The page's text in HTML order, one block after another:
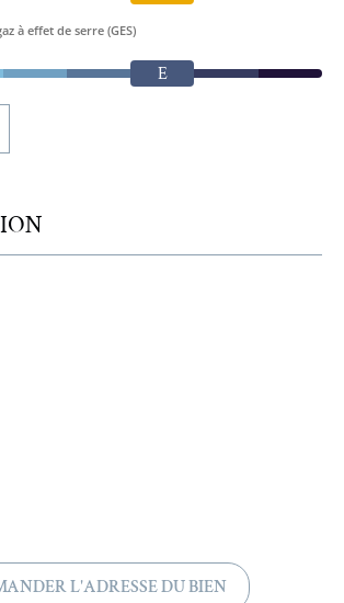
à effet de serre (GES)
E
L'ADRESSE DU BIEN